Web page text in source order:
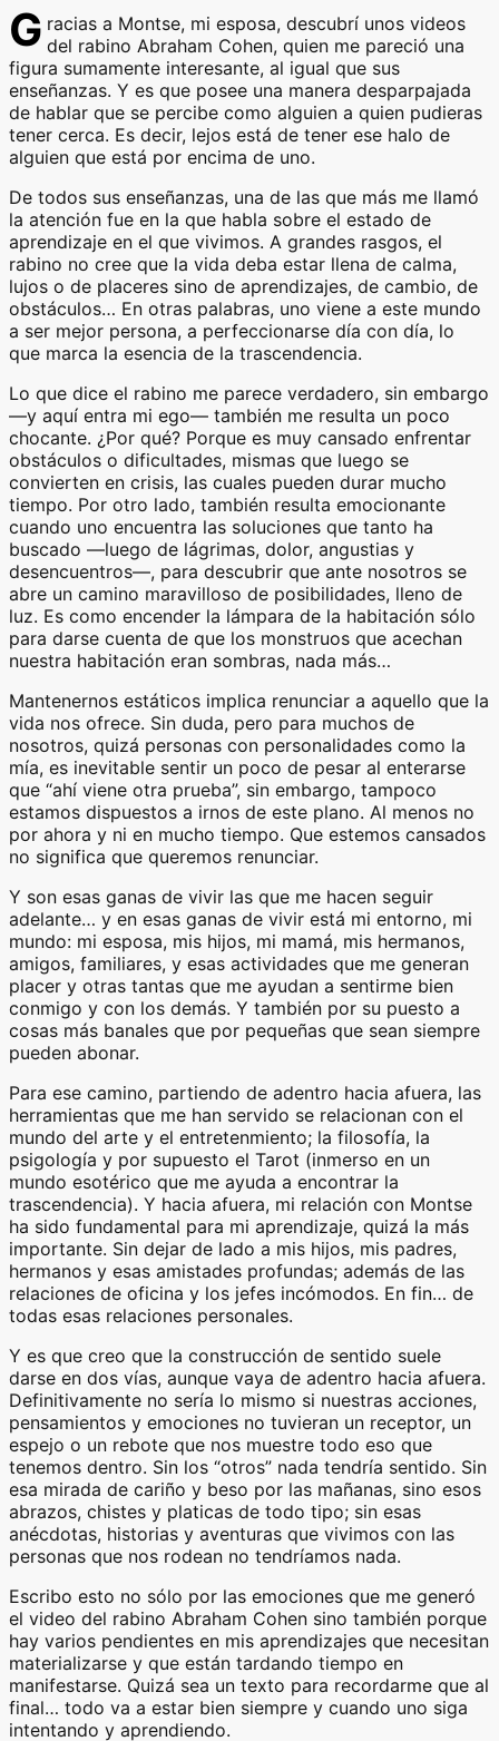
G racias a Montse, mi esposa, descubrí unos videos
del rabino Abraham Cohen, quien me pareció una
figura sumamente interesante, al igual que sus
enseñanzas. Y es que posee una manera desparpajada
de hablar que se percibe como alguien a quien pudieras
tener cerca. Es decir, lejos está de tener ese halo de
alguien que está por encima de uno.
De todos sus enseñanzas, una de las que más me llamó
la atención fue en la que habla sobre el estado de
aprendizaje en el que vivimos. A grandes rasgos, el
rabino no cree que la vida deba estar llena de calma,
lujos o de placeres sino de aprendizajes, de cambio, de
obstáculos… En otras palabras, uno viene a este mundo
a ser mejor persona, a perfeccionarse día con día, lo
que marca la esencia de la trascendencia.
Lo que dice el rabino me parece verdadero, sin embargo
—y aquí entra mi ego— también me resulta un poco
chocante. ¿Por qué? Porque es muy cansado enfrentar
obstáculos o dificultades, mismas que luego se
convierten en crisis, las cuales pueden durar mucho
tiempo. Por otro lado, también resulta emocionante
cuando uno encuentra las soluciones que tanto ha
buscado —luego de lágrimas, dolor, angustias y
desencuentros—, para descubrir que ante nosotros se
abre un camino maravilloso de posibilidades, lleno de
luz. Es como encender la lámpara de la habitación sólo
para darse cuenta de que los monstruos que acechan
nuestra habitación eran sombras, nada más…
Mantenernos estáticos implica renunciar a aquello que la
vida nos ofrece. Sin duda, pero para muchos de
nosotros, quizá personas con personalidades como la
mía, es inevitable sentir un poco de pesar al enterarse
que “ahí viene otra prueba”, sin embargo, tampoco
estamos dispuestos a irnos de este plano. Al menos no
por ahora y ni en mucho tiempo. Que estemos cansados
no significa que queremos renunciar.
Y son esas ganas de vivir las que me hacen seguir
adelante… y en esas ganas de vivir está mi entorno, mi
mundo: mi esposa, mis hijos, mi mamá, mis hermanos,
amigos, familiares, y esas actividades que me generan
placer y otras tantas que me ayudan a sentirme bien
conmigo y con los demás. Y también por su puesto a
cosas más banales que por pequeñas que sean siempre
pueden abonar.
Para ese camino, partiendo de adentro hacia afuera, las
herramientas que me han servido se relacionan con el
mundo del arte y el entretenmiento; la filosofía, la
psigología y por supuesto el Tarot (inmerso en un
mundo esotérico que me ayuda a encontrar la
trascendencia). Y hacia afuera, mi relación con Montse
ha sido fundamental para mi aprendizaje, quizá la más
importante. Sin dejar de lado a mis hijos, mis padres,
hermanos y esas amistades profundas; además de las
relaciones de oficina y los jefes incómodos. En fin… de
todas esas relaciones personales.
Y es que creo que la construcción de sentido suele
darse en dos vías, aunque vaya de adentro hacia afuera.
Definitivamente no sería lo mismo si nuestras acciones,
pensamientos y emociones no tuvieran un receptor, un
espejo o un rebote que nos muestre todo eso que
tenemos dentro. Sin los “otros” nada tendría sentido. Sin
esa mirada de cariño y beso por las mañanas, sino esos
abrazos, chistes y platicas de todo tipo; sin esas
anécdotas, historias y aventuras que vivimos con las
personas que nos rodean no tendríamos nada.
Escribo esto no sólo por las emociones que me generó
el video del rabino Abraham Cohen sino también porque
hay varios pendientes en mis aprendizajes que necesitan
materializarse y que están tardando tiempo en
manifestarse. Quizá sea un texto para recordarme que al
final… todo va a estar bien siempre y cuando uno siga
intentando y aprendiendo.